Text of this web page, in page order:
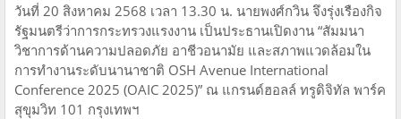
วันที่ 20 สิงหาคม 2568 เวลา 13.30 น. นายพงศ์กวิน จึงรุ่งเรืองกิจ
รัฐมนตรีว่าการกระทรวงแรงงาน เป็นประธานเปิดงาน “สัมมนา
วิชาการด้านความปลอดภัย อาชีวอนามัย และสภาพแวดล้อมใน
การทำงานระดับนานาชาติ OSH Avenue International
Conference 2025 (OAIC 2025)” ณ แกรนด์ฮอลล์ ทรูดิจิทัล พาร์ค
สุขุมวิท 101 กรุงเทพฯ